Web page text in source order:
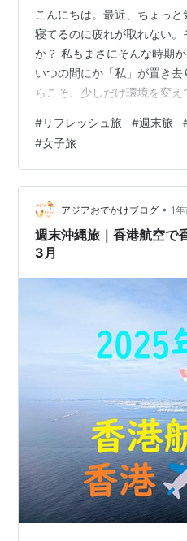
こんにちは。最近、ちょっ
寝てるのに疲れが取れない
か？ 私もまさにそんな時期
いつの間にか「私」が置き
らこそ、少しだけ環境を変
めなの？ 特別なイベントが
なるような目的がなくてもい
ために予定を入れた」って
ちがゆるむことってあると
ところ： 荷造りが軽くて気
で過ごせる 予定を詰めすぎ
#リフレッシュ旅 #週末旅
#女子旅
アジアおでかけブログ • 1
週末沖縄旅｜香港航空
3月